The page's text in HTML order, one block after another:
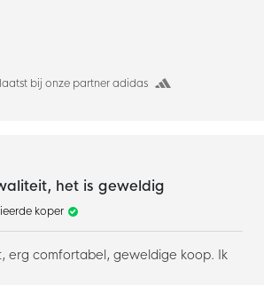
bij onze partner adidas
het is geweldig
koper
erg comfortabel, geweldige koop. Ik